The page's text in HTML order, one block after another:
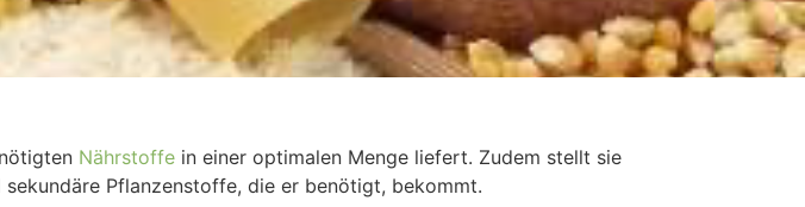
Nährstoffe in einer optimalen Menge liefert. Zudem stellt sie
sekundäre Pflanzenstoffe, die er benötigt, bekommt.